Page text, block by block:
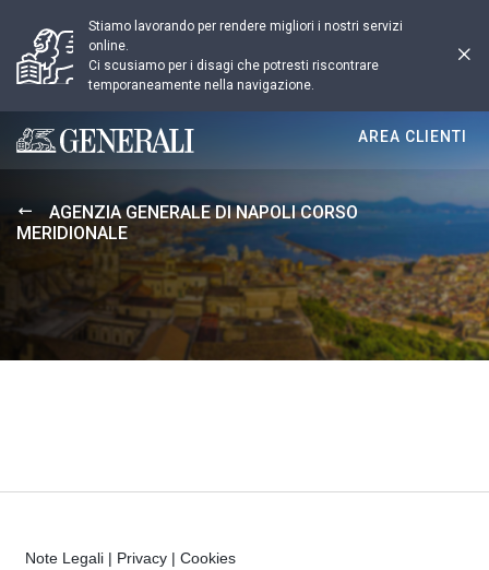
Stiamo lavorando per rendere migliori i nostri servizi
online.
Ci scusiamo per i disagi che potresti riscontrare
temporaneamente nella navigazione.
Generali logo
AREA CLIENTI
AGENZIA GENERALE DI NAPOLI CORSO
MERIDIONALE
Note Legali | Privacy | Cookies